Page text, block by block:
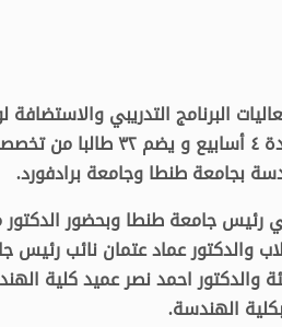
البرنامج التدريبي والاستضافة
والذى استغرقت زيارته للجامعة مدة ٤
بجامعة طنطا وجامعة برادفورد.
رئيس جامعة طنطا وبحضور
والدكتور عماد عتمان نائب رئيس
والدكتور احمد نصر عميد كلية
الهندسة.